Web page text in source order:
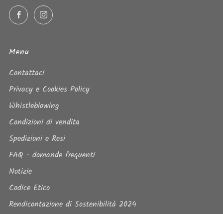
FacebookInstagram
Menu
Contattaci
Privacy e Cookies Policy
Whistleblowing
Condizioni di vendita
Spedizioni e Resi
FAQ - domande frequenti
Notizie
Codice Etico
Rendicontazione di Sostenibilità 2024